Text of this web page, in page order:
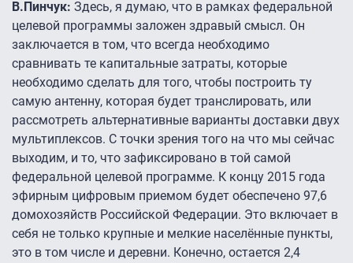
В.Пинчук: Здесь, я думаю, что в рамках федеральной
целевой программы заложен здравый смысл. Он
заключается в том, что всегда необходимо
сравнивать те капитальные затраты, которые
необходимо сделать для того, чтобы построить ту
самую антенну, которая будет транслировать, или
рассмотреть альтернативные варианты доставки двух
мультиплексов. С точки зрения того на что мы сейчас
выходим, и то, что зафиксировано в той самой
федеральной целевой программе. К концу 2015 года
эфирным цифровым приемом будет обеспечено 97,6
домохозяйств Российской Федерации. Это включает в
себя не только крупные и мелкие населённые пункты,
это в том числе и деревни. Конечно, остается 2,4